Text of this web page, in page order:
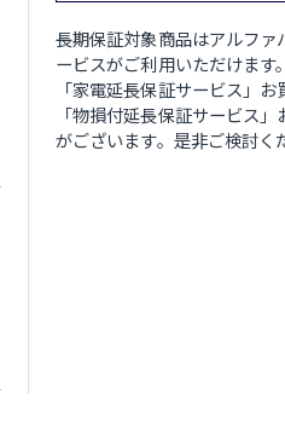
長期保証対象商品はアルフ
ービスがご利用いただけます。
「家電延長保証サービス」
「物損付延長保証サービス
がございます。是非ご検討く